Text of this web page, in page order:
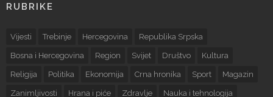
RUBRIKE
Vijesti Trebinje Hercegovina Republika Srpska
Bosna i Hercegovina Region Svijet Društvo Kultura
Religija Politika Ekonomija Crna hronika Sport Magazin
Zanimljivosti Hrana i piće Zdravlje Nauka i tehnologija